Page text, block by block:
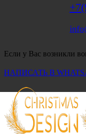
Если у Вас возникли
НАПИСАТЬ В